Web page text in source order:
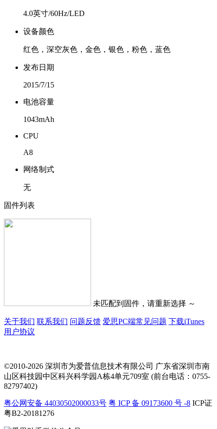
4.0英寸/60Hz/LED
设备颜色
红色，深空灰色，金色，银色，粉色，蓝色
发布日期
2015/7/15
电池容量
1043mAh
CPU
A8
网络制式
无
固件列表
未匹配到固件，请重新选择 ～
关于我们 联系我们 问题反馈 爱思PC端常见问题 下载iTunes
用户协议
©2010-2026 深圳市为爱普信息技术有限公司 广东省深圳市南
山区科技园中区科兴科学园A栋4单元709室 (前台电话：0755-
82797402)
粤公网安备 44030502000033号 粤 ICP 备 09173600 号 -8 ICP证
粤B2-20181276